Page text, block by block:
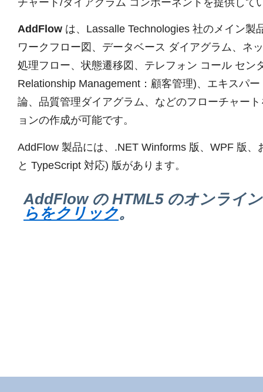
AddFlow は、Lassalle Technologies 社のメイン製
ワークフロー図、データベース ダイアグラム、ネ
処理フロー、状態遷移図、テレフォン コール セン
Relationship Management：顧客管理)、エキスパ
論、品質管理ダイアグラム、などのフローチャー
ョンの作成が可能です。
AddFlow 製品には、.NET Winforms 版、WPF 版、
と TypeScript 対応) 版があります。
AddFlow の HTML5 のオンライ
らをクリック。